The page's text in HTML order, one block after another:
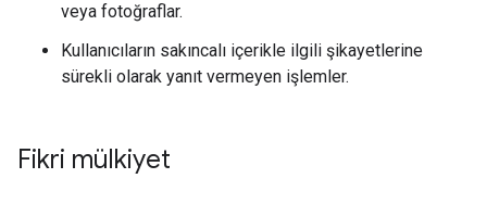
veya fotoğraflar.
Kullanıcıların sakıncalı içerikle ilgili şikayetlerine
sürekli olarak yanıt vermeyen işlemler.
Fikri mülkiyet